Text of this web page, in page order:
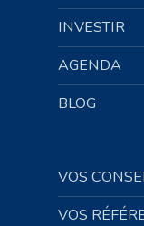
INVESTIR
AGENDA
BLOG
VOS
VOS